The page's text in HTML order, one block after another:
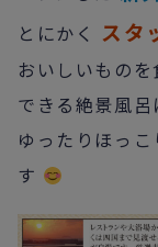
とにかく スタ
おいしいもの
できる絶景風呂
ゆったりほっ
す